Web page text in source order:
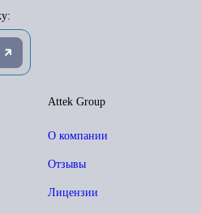
Attek Group
О компании
Отзывы
Лицензии